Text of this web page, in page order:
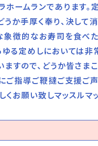
ホームランであります
うか手厚く奉り、決して
象徴的なお寿司を食べ
ゆる定めしにおいては
ますので、どうか皆さま
にご指導ご鞭撻ご支援ご
くお願い致しマッスルマ